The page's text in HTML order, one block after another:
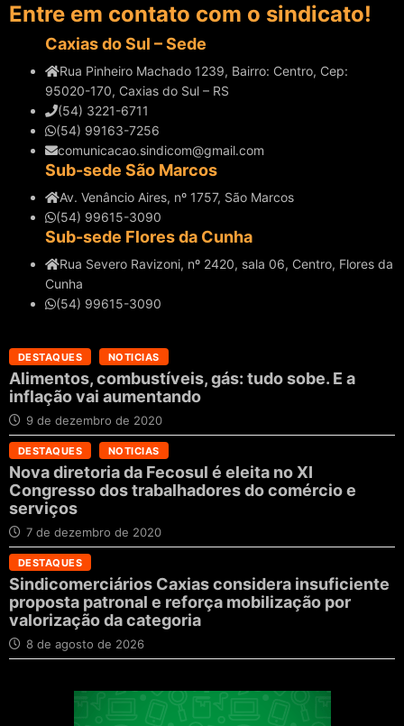
Entre em contato com o sindicato!
Caxias do Sul – Sede
Rua Pinheiro Machado 1239, Bairro: Centro, Cep:
95020-170, Caxias do Sul – RS
(54) 3221-6711
(54) 99163-7256
comunicacao.sindicom@gmail.com
Sub-sede São Marcos
Av. Venâncio Aires, nº 1757, São Marcos
(54) 99615-3090
Sub-sede Flores da Cunha
Rua Severo Ravizoni, nº 2420, sala 06, Centro, Flores da
Cunha
(54) 99615-3090
DESTAQUES NOTICIAS
Alimentos, combustíveis, gás: tudo sobe. E a
inflação vai aumentando
9 de dezembro de 2020
DESTAQUES NOTICIAS
Nova diretoria da Fecosul é eleita no XI
Congresso dos trabalhadores do comércio e
serviços
7 de dezembro de 2020
DESTAQUES
Sindicomerciários Caxias considera insuficiente
proposta patronal e reforça mobilização por
valorização da categoria
8 de agosto de 2026